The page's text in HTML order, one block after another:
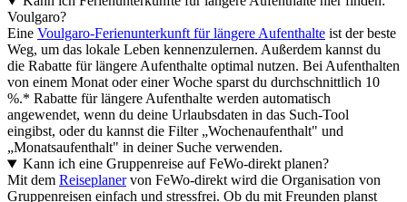
Voulgaro?
Eine Voulgaro-Ferienunterkunft für längere Aufenthalte ist der beste
Weg, um das lokale Leben kennenzulernen. Außerdem kannst du
die Rabatte für längere Aufenthalte optimal nutzen. Bei Aufenthalten
von einem Monat oder einer Woche sparst du durchschnittlich 10
%.* Rabatte für längere Aufenthalte werden automatisch
angewendet, wenn du deine Urlaubsdaten in das Such-Tool
eingibst, oder du kannst die Filter „Wochenaufenthalt" und
„Monatsaufenthalt" in deiner Suche verwenden.
Kann ich eine Gruppenreise auf FeWo-direkt planen?
Mit dem Reiseplanervon FeWo-direkt wird die Organisation von
Gruppenreisen einfach und stressfrei. Ob du mit Freunden planst